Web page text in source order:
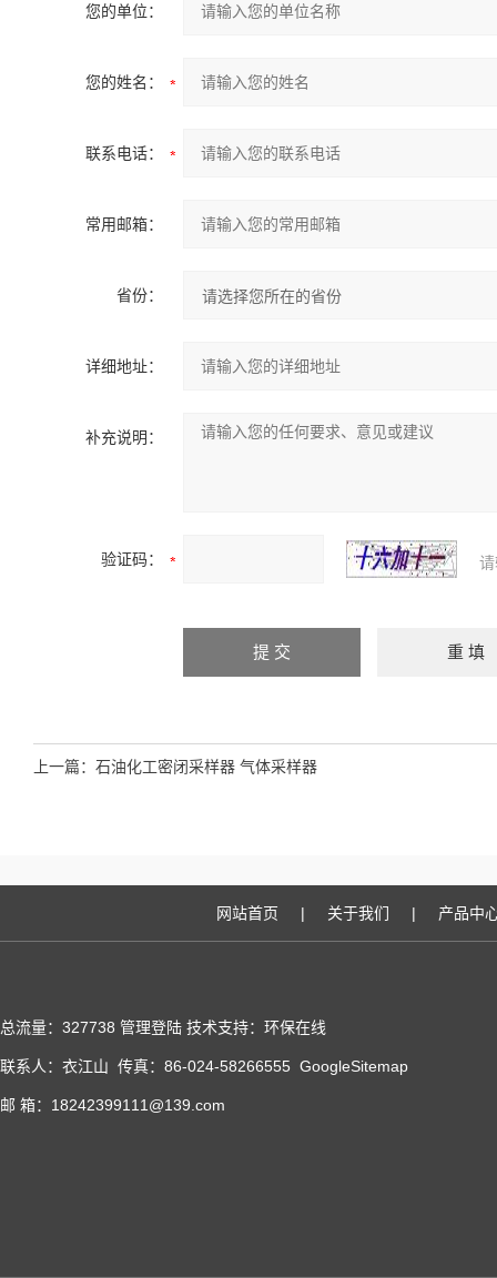
您的单位：
您的姓名：
联系电话：
常用邮箱：
省份：
详细地址：
补充说明：
验证码：
上一篇： 石油化工密闭采样器 气体采样器
网站首页 | 关于我们 | 产品中
总流量：327738 管理登陆 技术支持： 环保在线
联系人：衣江山 传真：86-024-58266555 GoogleSitemap
邮 箱：18242399111@139.com